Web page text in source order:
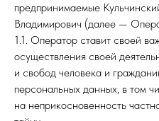
предпринимаемые
Владимирович (далее —
1.1. Оператор ставит своей
осуществления своей
и свобод человека и
персональных данных, в том
на неприкосновенность